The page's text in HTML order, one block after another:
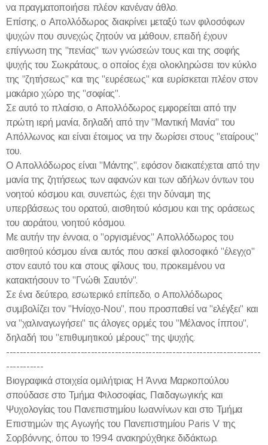
να πραγματοποιήσει πλέον κανέναν άθλο.
Επίσης, ο Απολλόδωρος διακρίνει μεταξύ των φιλοσόφων
ψυχών που συνεχώς ζητούν να μάθουν, επειδή έχουν
επίγνωση της "πενίας" των γνώσεών τους και της σοφής
ψυχής του Σωκράτους, ο οποίος έχει ολοκληρώσει τον κύκλο
της "ζητήσεως" και της "ευρέσεως" και ευρίσκεται πλέον στον
μακάριο χώρο της "σοφίας".
Σε αυτό το πλαίσιο, ο Απολλόδωρος εμφορείται από την
πρώτη ιερή μανία, δηλαδή από την "Μαντική Μανία" του
Απόλλωνος και είναι έτοιμος να την δωρίσει στους "εταίρους"
του.
Ο Απολλόδωρος είναι "Μάντης", εφόσον διακατέχεται από την
μανία της ζητήσεως των αφανών και των αδήλων όντων του
νοητού κόσμου και, συνεπώς, έχει την δύναμη της
υπερβάσεως του ορατού, αισθητού κόσμου και της οράσεως
του αοράτου, νοητού κόσμου.
Με αυτήν την έννοια, ο "οργισμένος" Απολλόδωρος του
αισθητού κόσμου είναι αυτός που ασκεί φιλοσοφικό "έλεγχο"
στον εαυτό του και στους φίλους του, προκειμένου να
κατακτήσουν το "Γνώθι Σαυτόν".
Σε ένα δεύτερο, εσωτερικό επίπεδο, ο Απολλόδωρος
συμβολίζει τον "Ηνίοχο-Νου", που προσπαθεί να "ελέγξει" και
να "χαλιναγωγήσει" τις άλογες ορμές του "Μέλανος ίππου",
δηλαδή του "επιθυμητικού μέρους" της ψυχής.
---------------------------------------------------------------------------
-----------
Βιογραφικά στοιχεία ομιλήτριας Η Άννα Μαρκοπούλου
σπούδασε στο Τμήμα Φιλοσοφίας, Παιδαγωγικής και
Ψυχολογίας του Πανεπιστημίου Ιωαννίνων και στο Τμήμα
Επιστημών της Αγωγής του Πανεπιστημίου Paris V της
Σορβόννης, όπου το 1994 ανακηρύχθηκε διδάκτωρ.